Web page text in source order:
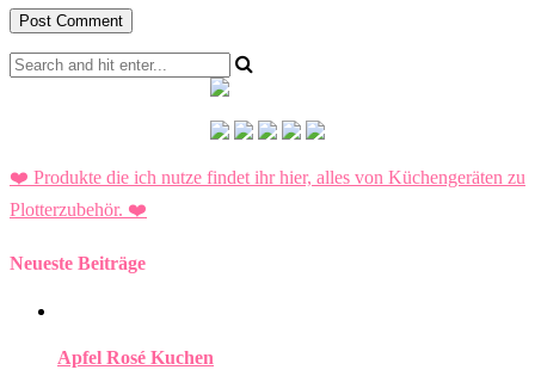
❤️ Produkte die ich nutze findet ihr hier, alles von Küchengeräten zu
Plotterzubehör. ❤️
Neueste Beiträge
Apfel Rosé Kuchen